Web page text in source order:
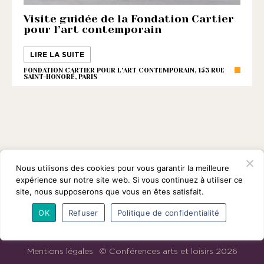
1901
ayant
une
vocation
culturelle.
Visite guidée de la Fondation Cartier
pour l’art contemporain
LIRE LA SUITE
FONDATION CARTIER POUR L'ART CONTEMPORAIN, 153 RUE
SAINT-HONORÉ, PARIS
L’association Programmes
Intervenants
Mentions légales
© Conférences arts et loisirs 2026
Nous utilisons des cookies pour vous garantir la meilleure
expérience sur notre site web. Si vous continuez à utiliser ce
site, nous supposerons que vous en êtes satisfait.
OK Refuser Politique de confidentialité